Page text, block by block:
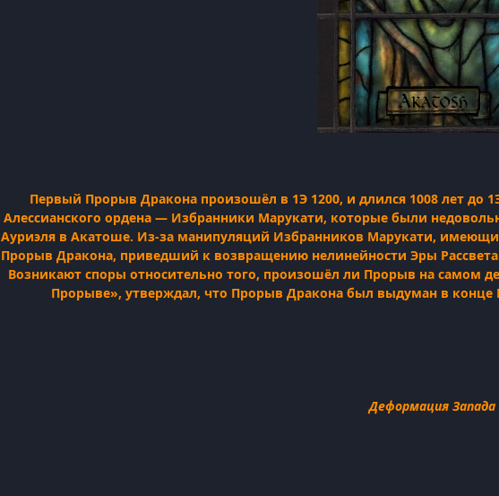
Первый Прорыв Дракона произошёл в 1Э 1200, и длился 1008 лет до
Алессианского ордена — Избранники Марукати, которые были
Ауриэля в Акатоше. Из-за манипуляций Избранников Марукати,
Прорыв Дракона, приведший к возвращению нелинейности Эры
Возникают споры относительно того, произошёл ли Прорыв на самом
Прорыве», утверждал, что Прорыв Дракона был выдуман в
Деформация Запада